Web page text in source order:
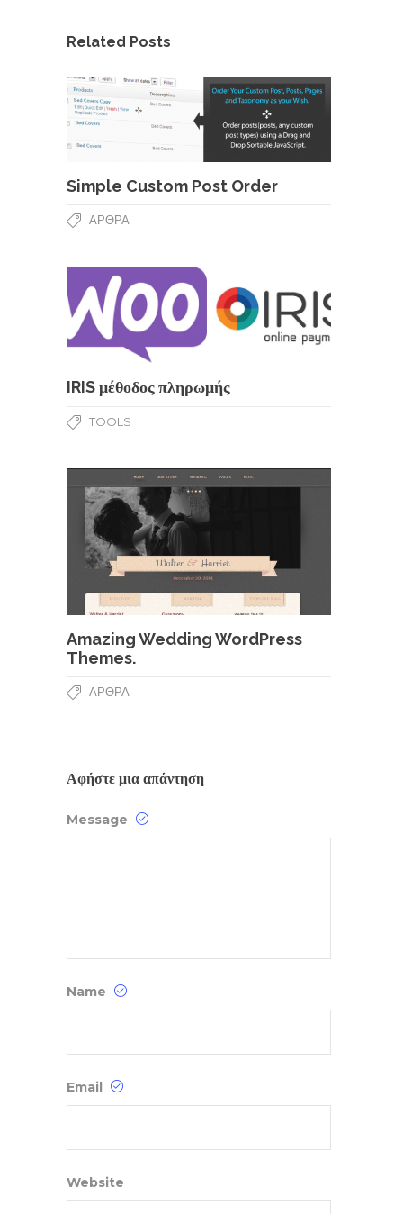
Related Posts
Simple Custom Post Order
ΆΡΘΡΑ
IRIS μέθοδος πληρωμής
TOOLS
Amazing Wedding WordPress
Themes.
ΆΡΘΡΑ
Αφήστε μια απάντηση
Message
Name
Email
Website